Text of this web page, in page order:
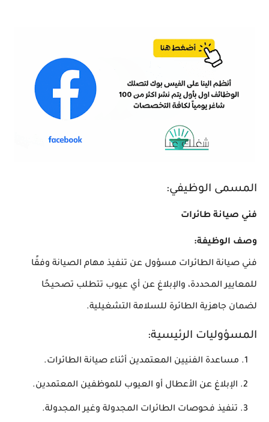
المسمى الوظيفي:
فني صيانة طائرات
وصف الوظيفة:
فني صيانة الطائرات مسؤول عن تنفيذ مهام الصيانة وفقًا
للمعايير المحددة، والإبلاغ عن أي عيوب تتطلب تصحيحًا
لضمان جاهزية الطائرة للسلامة التشغيلية.
المسؤوليات الرئيسية:
مساعدة الفنيين المعتمدين أثناء صيانة الطائرات.
الإبلاغ عن الأعطال أو العيوب للموظفين المعتمدين.
تنفيذ فحوصات الطائرات المجدولة وغير المجدولة.